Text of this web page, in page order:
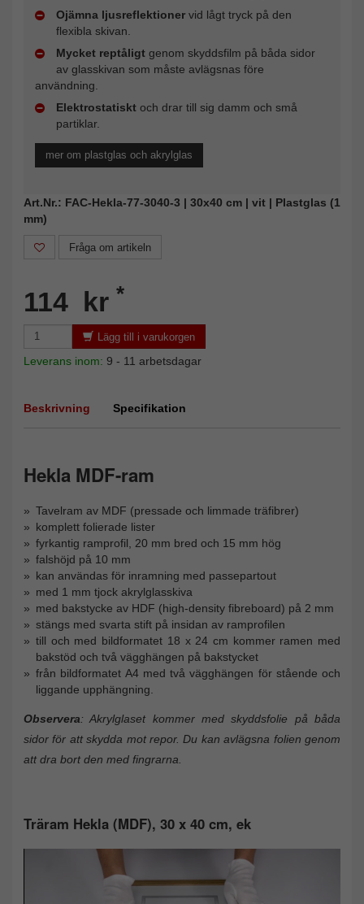
Ojämna ljusreflektioner vid lågt tryck på den
flexibla skivan.
Mycket reptåligt genom skyddsfilm på båda sidor
av glasskivan som måste avlägsnas före
användning.
Elektrostatiskt och drar till sig damm och små
partiklar.
mer om plastglas och akrylglas
Art.Nr.: FAC-Hekla-77-3040-3 | 30x40 cm | vit | Plastglas (1
mm)
Fråga om artikeln
114 kr *
Lägg till i varukorgen
Leverans inom: 9 - 11 arbetsdagar
Beskrivning Specifikation
Hekla MDF-ram
Tavelram av MDF (pressade och limmade träfibrer)
komplett folierade lister
fyrkantig ramprofil, 20 mm bred och 15 mm hög
falshöjd på 10 mm
kan användas för inramning med passepartout
med 1 mm tjock akrylglasskiva
med bakstycke av HDF (high-density fibreboard) på 2 mm
stängs med svarta stift på insidan av ramprofilen
till och med bildformatet 18 x 24 cm kommer ramen med
bakstöd och två vägghängen på bakstycket
från bildformatet A4 med två vägghängen för stående och
liggande upphängning.
Observera: Akrylglaset kommer med skyddsfolie på båda
sidor för att skydda mot repor. Du kan avlägsna folien genom
att dra bort den med fingrarna.
Träram Hekla (MDF), 30 x 40 cm, ek